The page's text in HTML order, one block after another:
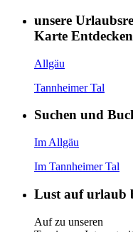
unsere
Karte
Allgäu
Tannheimer Tal
Suchen und
Im Allgäu
Im Tannheimer Tal
Lust auf urlaub
Auf zu unseren